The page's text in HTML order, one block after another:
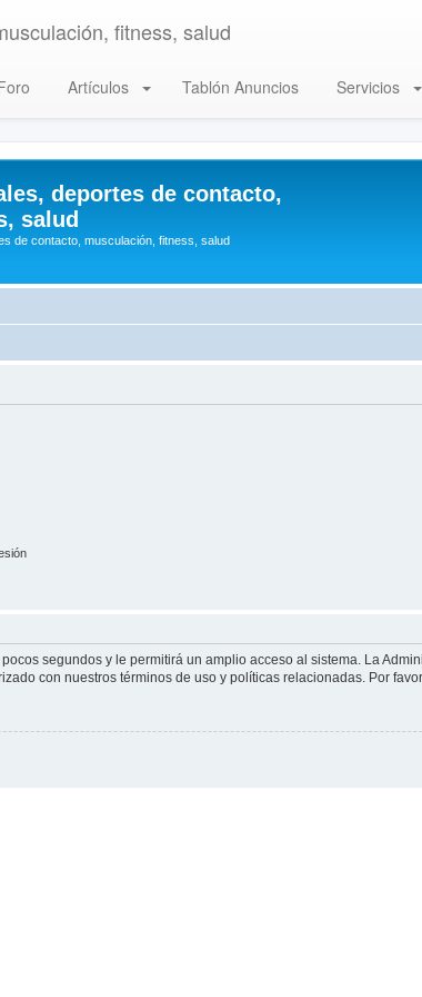
fitness, salud
Artículos Tablón Anuncios Servicios
deportes de contacto,
salud
de contacto, musculación, fitness, salud
segundos y le permitirá un amplio acceso al sistema. La
con nuestros términos de uso y políticas relacionadas. Por